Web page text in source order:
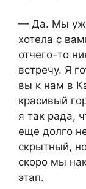
— Да. Мы
хотела с
отчего-то
встречу. Я
вы к нам в
красивый
я так рада,
еще долго
скрытный,
скоро мы
этап.